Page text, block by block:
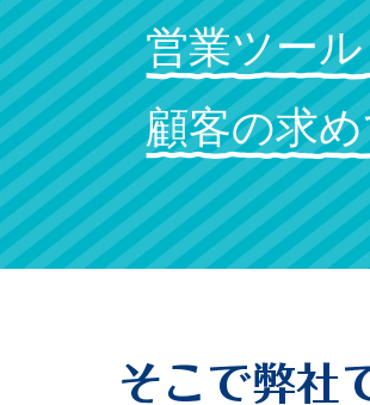
営業ツー
顧客の求